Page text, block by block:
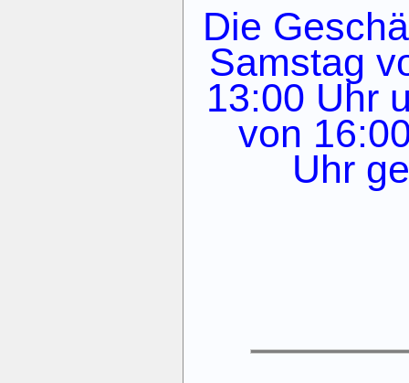
Die
Samstag
13:00 Uhr
von
Uhr